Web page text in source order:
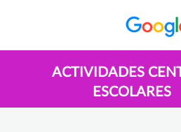
ACTIVIDADES
ESCOLARES